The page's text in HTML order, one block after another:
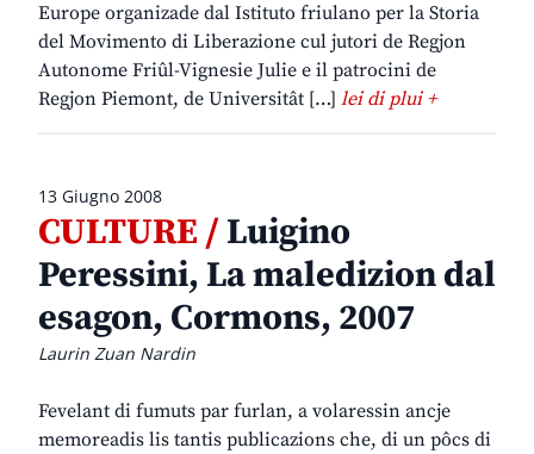
Europe organizade dal Istituto friulano per la Storia
del Movimento di Liberazione cul jutori de Regjon
Autonome Friûl-Vignesie Julie e il patrocini de
Regjon Piemont, de Universitât […] lei di plui +
13 Giugno 2008
CULTURE /Luigino
Peressini, La maledizion dal
esagon, Cormons, 2007
Laurin Zuan Nardin
Fevelant di fumuts par furlan, a volaressin ancje
memoreadis lis tantis publicazions che, di un pôcs di